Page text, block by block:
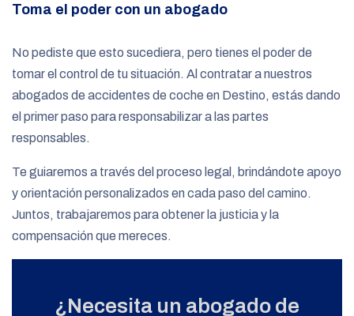
Toma el poder con un abogado
No pediste que esto sucediera, pero tienes el poder de
tomar el control de tu situación. Al contratar a nuestros
abogados de accidentes de coche en Destino, estás dando
el primer paso para responsabilizar a las partes
responsables.
Te guiaremos a través del proceso legal, brindándote apoyo
y orientación personalizados en cada paso del camino.
Juntos, trabajaremos para obtener la justicia y la
compensación que mereces.
¿Necesita un abogado de